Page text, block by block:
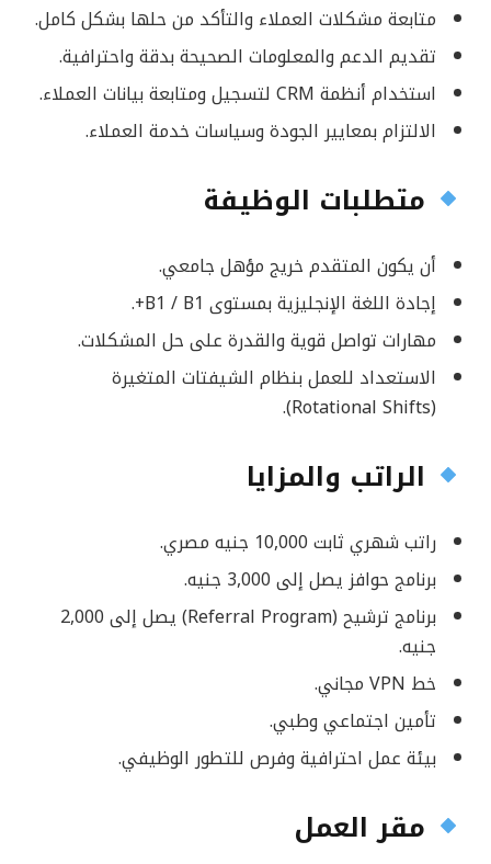
متابعة مشكلات العملاء والتأكد من حلها بشكل كامل.
تقديم الدعم والمعلومات الصحيحة بدقة واحترافية.
استخدام أنظمة CRM لتسجيل ومتابعة بيانات العملاء.
الالتزام بمعايير الجودة وسياسات خدمة العملاء.
متطلبات الوظيفة
أن يكون المتقدم خريج مؤهل جامعي.
إجادة اللغة الإنجليزية بمستوى B1 / B1+.
مهارات تواصل قوية والقدرة على حل المشكلات.
الاستعداد للعمل بنظام الشيفتات المتغيرة
(Rotational Shifts).
الراتب والمزايا
راتب شهري ثابت 10,000 جنيه مصري.
برنامج حوافز يصل إلى 3,000 جنيه.
برنامج ترشيح (Referral Program) يصل إلى 2,000
جنيه.
خط VPN مجاني.
تأمين اجتماعي وطبي.
بيئة عمل احترافية وفرص للتطور الوظيفي.
مقر العمل